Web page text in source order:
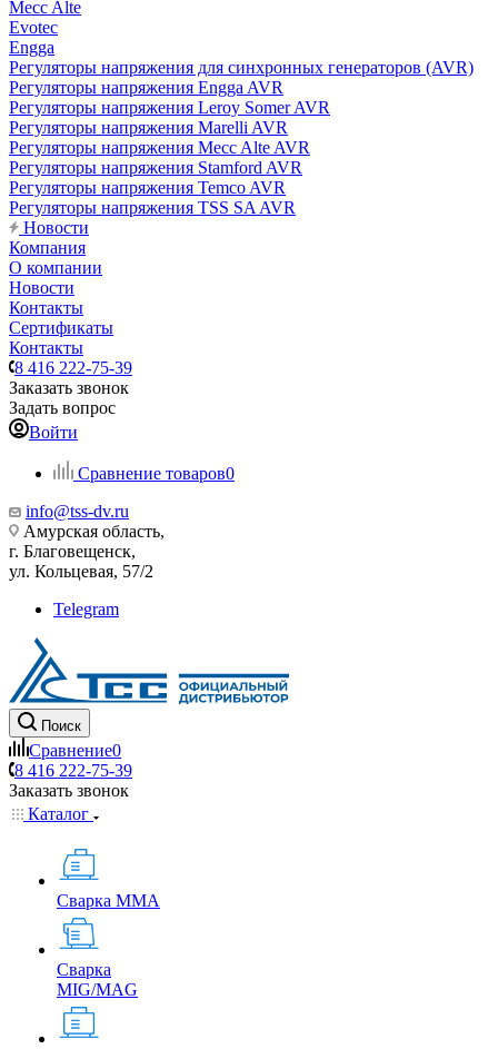
Mecc Alte
Evotec
Engga
Регуляторы напряжения для синхронных генераторов (AVR)
Регуляторы напряжения Engga AVR
Регуляторы напряжения Leroy Somer AVR
Регуляторы напряжения Marelli AVR
Регуляторы напряжения Mecc Alte AVR
Регуляторы напряжения Stamford AVR
Регуляторы напряжения Temco AVR
Регуляторы напряжения TSS SA AVR
Новости
Компания
О компании
Новости
Контакты
Сертификаты
Контакты
8 416 222-75-39
Заказать звонок
Задать вопрос
Войти
Сравнение товаров0
info@tss-dv.ru
Амурская область,
г. Благовещенск,
ул. Кольцевая, 57/2
Telegram
Поиск
Сравнение0
8 416 222-75-39
Заказать звонок
Каталог
Сварка MMA
Сварка
MIG/MAG